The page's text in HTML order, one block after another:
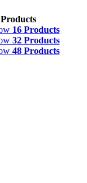
16 Products
32 Products
48 Products